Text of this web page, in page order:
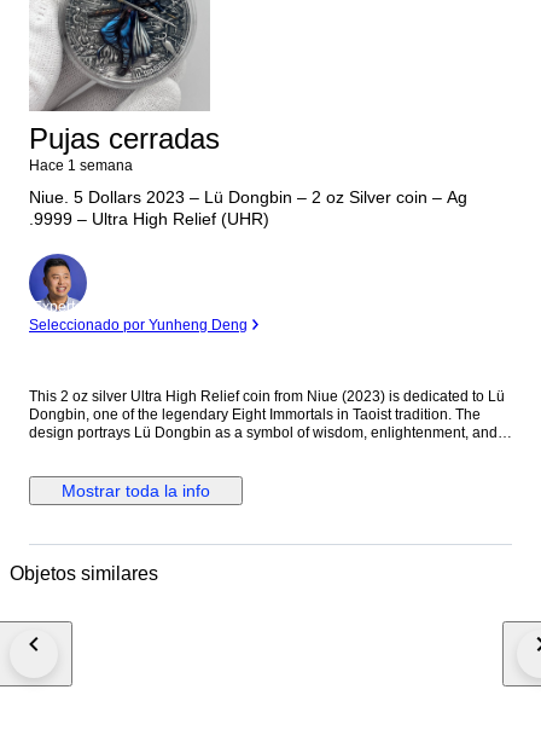
Pujas cerradas
Hace 1 semana
Niue. 5 Dollars 2023 – Lü Dongbin – 2 oz Silver coin – Ag
.9999 – Ultra High Relief (UHR)
Experto
Seleccionado por Yunheng Deng
This 2 oz silver Ultra High Relief coin from Niue (2023) is dedicated to Lü
Dongbin, one of the legendary Eight Immortals in Taoist tradition. The
design portrays Lü Dongbin as a symbol of wisdom, enlightenment, and
Dongbin — Metal: Silver (Ag .9999) — Weight: 2 oz (62.2 g) — Face
value: 5 Dollars — Finish: Ultra High Relief (UHR) — Diameter: approx.
highly sculpted depiction of Lü Dongbin, often shown with his mystical
The Ultra High Relief minting technique dramatically enhances depth and
of Niue. Condition Note: This is an Ultra High Relief collector coin struck
surface lines, micro-scratches, light natural toning, or slight relief-edge
Mostrar toda la info
Objetos similares